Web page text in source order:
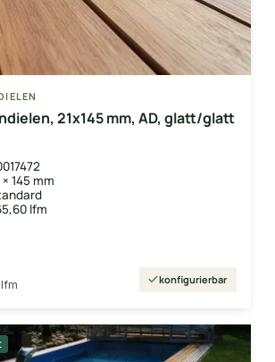
21x145 mm, AD, glatt/glatt
× 145 mm
lfm
konfigurierbar